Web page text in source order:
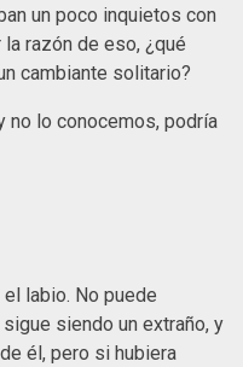
un poco inquietos con
razón de eso, ¿qué
cambiante solitario?
no lo conocemos, podría
labio. No puede
siendo un extraño, y
él, pero si hubiera